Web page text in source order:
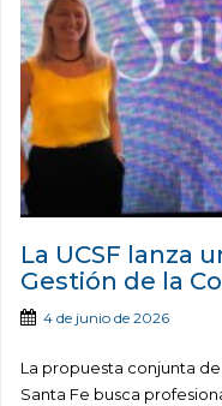
La UCSF lanza
Gestión de la
4 de junio de 2026
La propuesta conjunta
Santa Fe busca